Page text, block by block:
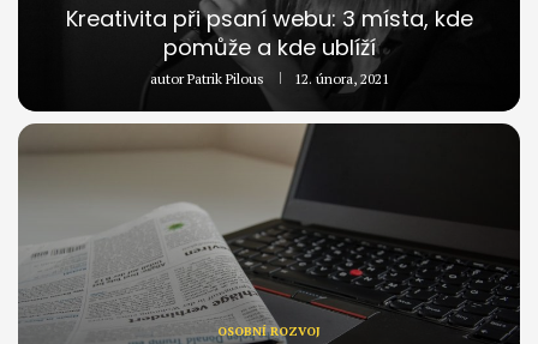
Kreativita při psaní webu: 3 místa, kde
pomůže a kde ublíží
autorPatrik Pilous 12. února, 2021
OSOBNÍ ROZVOJ